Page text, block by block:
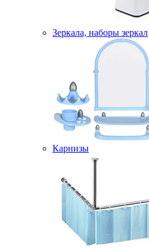
Зеркала, наборы зеркал
Карнизы